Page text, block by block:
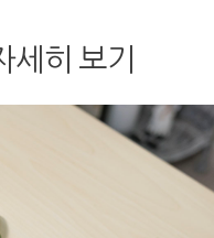
히 보기